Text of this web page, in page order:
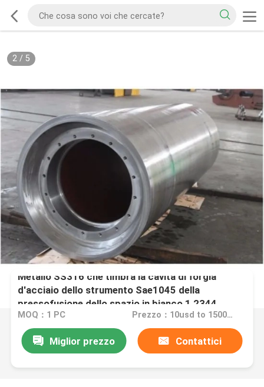
2/ 5
Metallo SS316 che timbra la cavità di forgia
d'acciaio dello strumento Sae1045 della
pressofusione dello spazio in bianco 1,2344
MOQ：1 PC Prezzo：10usd to 1500usd
Miglior prezzo Contattici